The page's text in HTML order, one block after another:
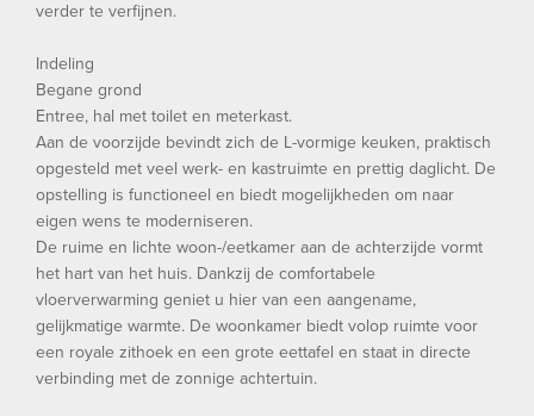
verder te verfijnen.
Indeling
Begane grond
Entree, hal met toilet en meterkast.
Aan de voorzijde bevindt zich de L-vormige keuken, praktisch
opgesteld met veel werk- en kastruimte en prettig daglicht. De
opstelling is functioneel en biedt mogelijkheden om naar
eigen wens te moderniseren.
De ruime en lichte woon-/eetkamer aan de achterzijde vormt
het hart van het huis. Dankzij de comfortabele
vloerverwarming geniet u hier van een aangename,
gelijkmatige warmte. De woonkamer biedt volop ruimte voor
een royale zithoek en een grote eettafel en staat in directe
verbinding met de zonnige achtertuin.